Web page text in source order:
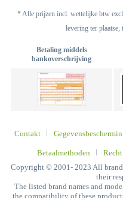
* Alle prijzen incl. wettelijke btw
levering ter plaatse,
Betaling middels
bankoverschrijving
Contakt
Betaalmethoden
Copyright © 2001- 2023 All brand
their
The listed brand names and
the compatibility of these